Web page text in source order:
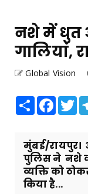
नशे में धुत
गालियां,
Global Vision
Share
मुंबई/रायपुर।
पुलिस ने नशे
व्यक्ति को
किया है...